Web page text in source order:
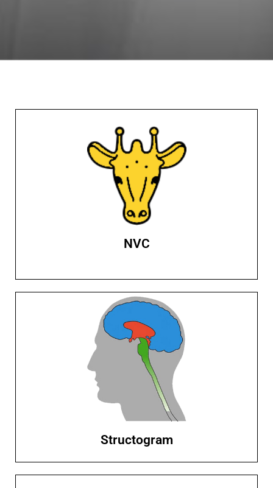
NVC
NVC
Porozumienie bez Przemocy to metoda komunikacji,
która często, gdy zaczyna się ją zgłębiać, staje się
filozofią życia. Dlaczego?
Structogram
Structogram
STRUCTOGRAM® – klucz do samoświadomości.
Poznaj swoją biostrukturę i dowiedz się, jak lepiej
rozumieć siebie i innych.
Kliknij tutaj